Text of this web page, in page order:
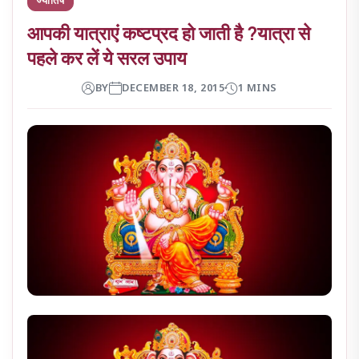
आपकी यात्राएं कष्टप्रद हो जाती है ?यात्रा से
पहले कर लें ये सरल उपाय
BY DECEMBER 18, 2015 1 MINS